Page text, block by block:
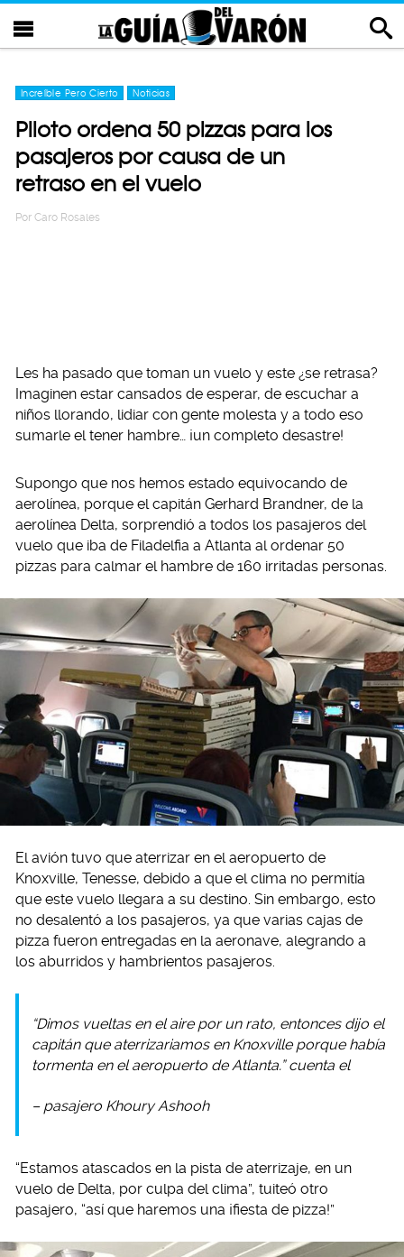
Increíble Pero Cierto Noticias
Piloto ordena 50 pizzas para los
pasajeros por causa de un
retraso en el vuelo
Por Caro Rosales
Les ha pasado que toman un vuelo y este ¿se retrasa?
Imaginen estar cansados de esperar, de escuchar a
niños llorando, lidiar con gente molesta y a todo eso
sumarle el tener hambre… ¡un completo desastre!
Supongo que nos hemos estado equivocando de
aerolínea, porque el capitán Gerhard Brandner, de la
aerolínea Delta, sorprendió a todos los pasajeros del
vuelo que iba de Filadelfia a Atlanta al ordenar 50
pizzas para calmar el hambre de 160 irritadas personas.
El avión tuvo que aterrizar en el aeropuerto de
Knoxville, Tenesse, debido a que el clima no permitía
que este vuelo llegara a su destino. Sin embargo, esto
no desalentó a los pasajeros, ya que varias cajas de
pizza fueron entregadas en la aeronave, alegrando a
los aburridos y hambrientos pasajeros.
“Dimos vueltas en el aire por un rato, entonces dijo el
capitán que aterrizariamos en Knoxville porque había
tormenta en el aeropuerto de Atlanta.” cuenta el
– pasajero Khoury Ashooh
“Estamos atascados en la pista de aterrizaje, en un
vuelo de Delta, por culpa del clima”, tuiteó otro
pasajero, “así que haremos una ¡fiesta de pizza!”